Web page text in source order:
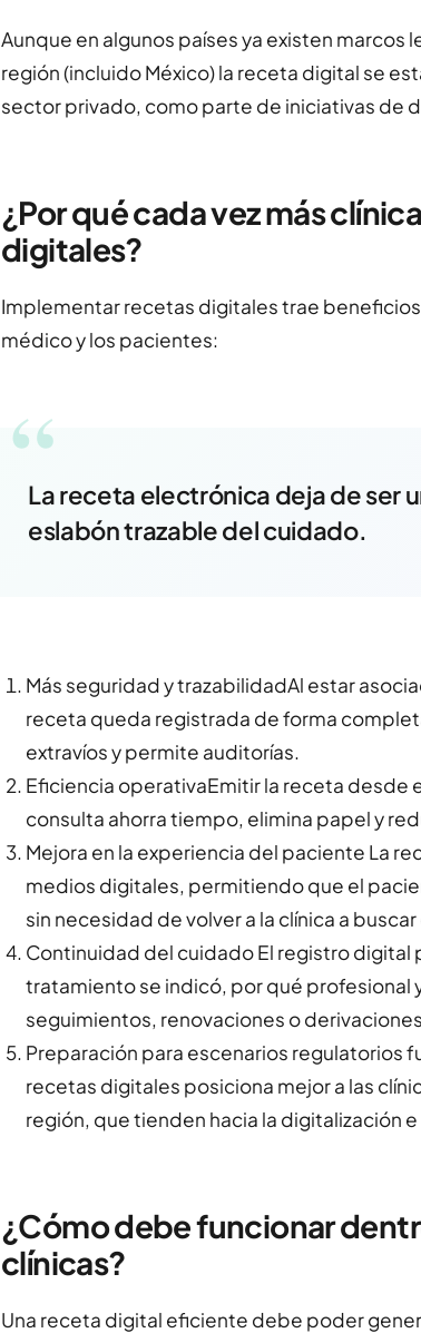
Aunque en algunos países ya existen marcos
región (incluido México) la receta digital se
sector privado, como parte de iniciativas de
¿Por qué cada vez más
digitales?
Implementar recetas digitales trae
médico y los pacientes:
“
La receta electrónica deja de ser
eslabón trazable del cuidado.
Más seguridad y trazabilidadAl estar
receta queda registrada de forma
extravíos y permite auditorías.
Eficiencia operativaEmitir la receta desde
consulta ahorra tiempo, elimina papel y
Mejora en la experiencia del paciente La
medios digitales, permitiendo que el
sin necesidad de volver a la clínica a
Continuidad del cuidado El registro
tratamiento se indicó, por qué profesional
seguimientos, renovaciones o
Preparación para escenarios regulatorios
recetas digitales posiciona mejor a las
región, que tienden hacia la digitalización
¿Cómo debe funcionar
clínicas?
Una receta digital eficiente debe poder